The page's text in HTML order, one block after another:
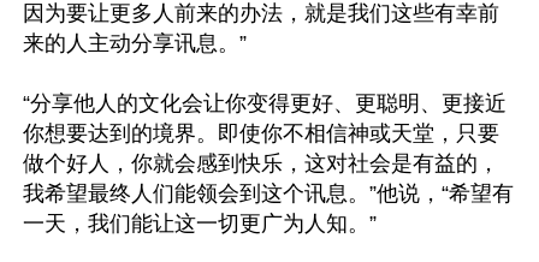
因为要让更多人前来的办法，就是我们这些有幸前
来的人主动分享讯息。”
“分享他人的文化会让你变得更好、更聪明、更接近
你想要达到的境界。即使你不相信神或天堂，只要
做个好人，你就会感到快乐，这对社会是有益的，
我希望最终人们能领会到这个讯息。”他说，“希望有
一天，我们能让这一切更广为人知。”